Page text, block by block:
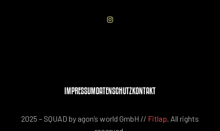
IMPRESSUMDATENSCHUTZKONTAKT
2025 – SQUAD by agon’s world GmbH // Fitlap. All rights